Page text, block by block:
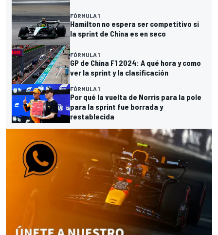
FÓRMULA 1
Hamilton no espera ser competitivo si
la sprint de China es en seco
FÓRMULA 1
GP de China F1 2024: A qué hora y como
ver la sprint y la clasificación
FÓRMULA 1
Por qué la vuelta de Norris para la pole
para la sprint fue borrada y
restablecida